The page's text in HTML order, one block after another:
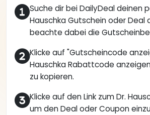
Suche dir bei DailyDeal deinen
Hauschka Gutschein oder Deal
beachte dabei die
Klicke auf "Gutscheincode
Hauschka Rabattcode
zu kopieren.
Klicke auf den Link zum Dr.
um den Deal oder Coupon